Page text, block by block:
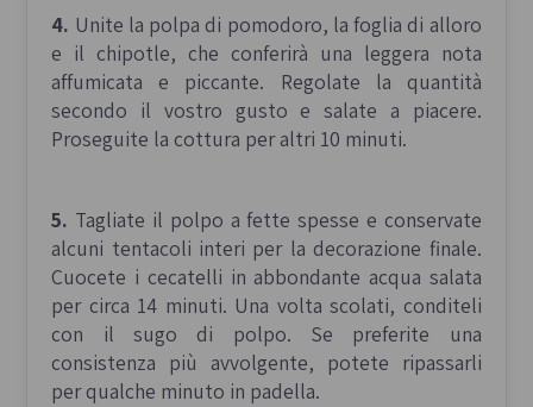
4. Unite la polpa di pomodoro, la foglia di alloro
e il chipotle, che conferirà una leggera nota
affumicata e piccante. Regolate la quantità
secondo il vostro gusto e salate a piacere.
Proseguite la cottura per altri 10 minuti.
5. Tagliate il polpo a fette spesse e conservate
alcuni tentacoli interi per la decorazione finale.
Cuocete i cecatelli in abbondante acqua salata
per circa 14 minuti. Una volta scolati, conditeli
con il sugo di polpo. Se preferite una
consistenza più avvolgente, potete ripassarli
per qualche minuto in padella.